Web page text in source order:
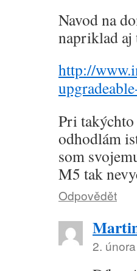
Navod na
napriklad aj
http://
Pri
odhodlám
som
M5 tak
Odpovědět
2.